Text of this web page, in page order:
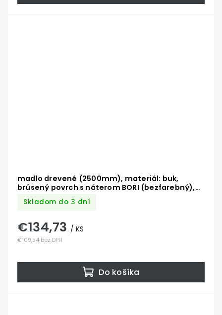
madlo drevené (2500mm), materiál: buk,
brúsený povrch s náterom BORI (bezfarebný),
set: 3 ks úchyt, madlo s nerezovým ukončením
Skladom do 3 dní
€109,54 bez DPH
€134,73 / KS
Do košíka